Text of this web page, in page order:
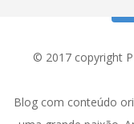
© 2017 copyright
Blog com conteúdo